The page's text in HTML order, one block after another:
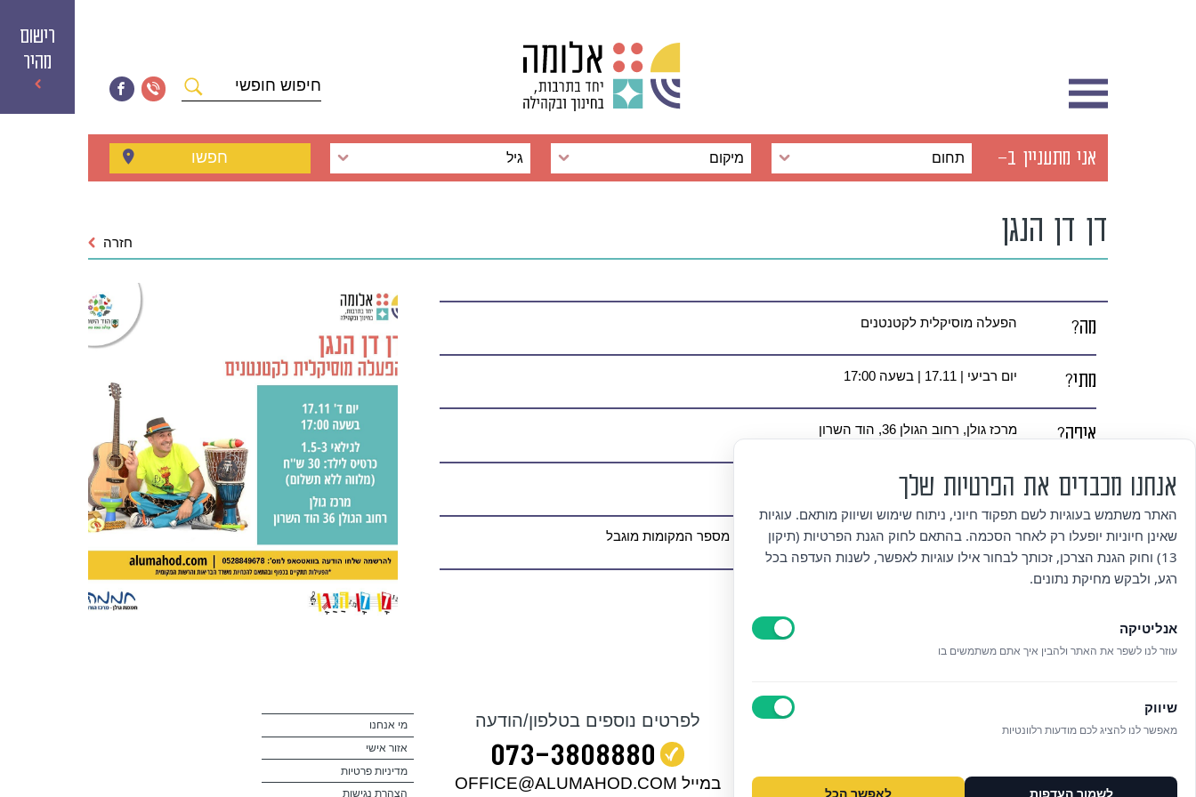
רישום
מהיר
חופשי
אני מתעניין ב- תחום מיקום גיל חפשו
דן דן הנגן חזרה
מה? הפעלה מוסיקלית לקטנטנים
מתי? יום רביעי | 17.11 | בשעה 17:00
איפה? מרכז גולן, רחוב הגולן 36, הוד השרון
למי? גילאי 1.5-3
עלות? 30 ש"ח (מלווה ללא תשלום) תשלום במזומן במקום | מספר המקומות מוגבל
לפרטים נוספים בטלפון/הודעה
073‭-‬3808880
במייל OFFICE@ALUMAHOD.COM
מי אנחנו
אזור אישי
מדיניות פרטיות
הצהרת נגישות
אנחנו מכבדים את הפרטיות שלך
האתר משתמש בעוגיות לשם תפקוד חיוני, ניתוח שימוש ושיווק מותאם. עוגיות
שאינן חיוניות יופעלו רק לאחר הסכמה. בהתאם לחוק הגנת הפרטיות (תיקון
13) וחוק הגנת הצרכן, זכותך לבחור אילו עוגיות לאפשר, לשנות העדפה בכל
רגע, ולבקש מחיקת נתונים.
אנליטיקה
עוזר לנו לשפר את האתר ולהבין איך אתם משתמשים בו
שיווק
מאפשר לנו להציג לכם מודעות רלוונטיות
לשמור העדפות לאפשר הכל